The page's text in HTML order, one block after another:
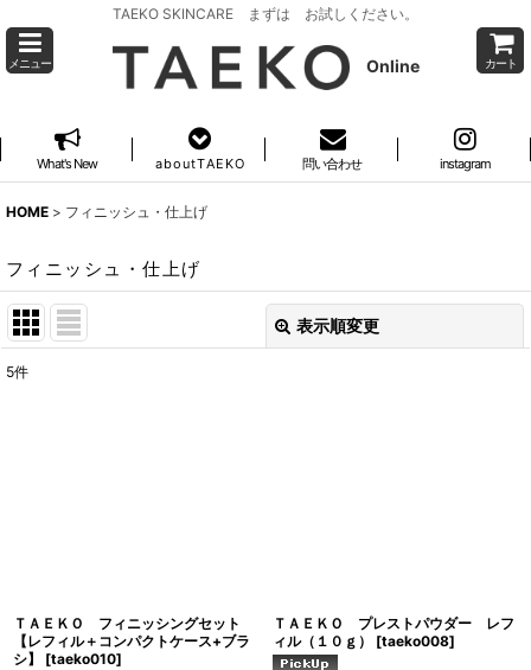
TAEKO SKINCARE まずは お試しください。
メニュー Online カート
What's New a b o u t T A E K O 問い合わせ instagram
HOME > フィニッシュ・仕上げ
フィニッシュ・仕上げ
表示順変更
5件
ＴＡＥＫＯ フィニッシングセット
【レフィル＋コンパクトケース+ブラ
シ】
[taeko010]
ＴＡＥＫＯ プレストパウダー レフ
ィル（１０ｇ）
[taeko008]